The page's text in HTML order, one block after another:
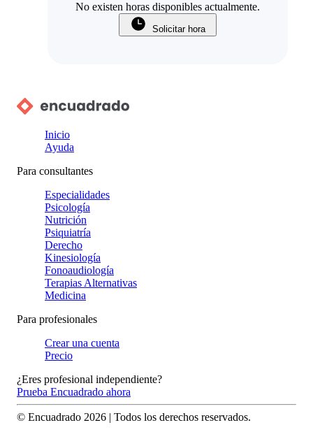
No existen horas disponibles actualmente.
Solicitar hora
Inicio
Ayuda
Para consultantes
Especialidades
Psicología
Nutrición
Psiquiatría
Derecho
Kinesiología
Fonoaudiología
Terapias Alternativas
Medicina
Para profesionales
Crear una cuenta
Precio
¿Eres profesional independiente?
Prueba Encuadrado ahora
© Encuadrado 2026 | Todos los derechos reservados.